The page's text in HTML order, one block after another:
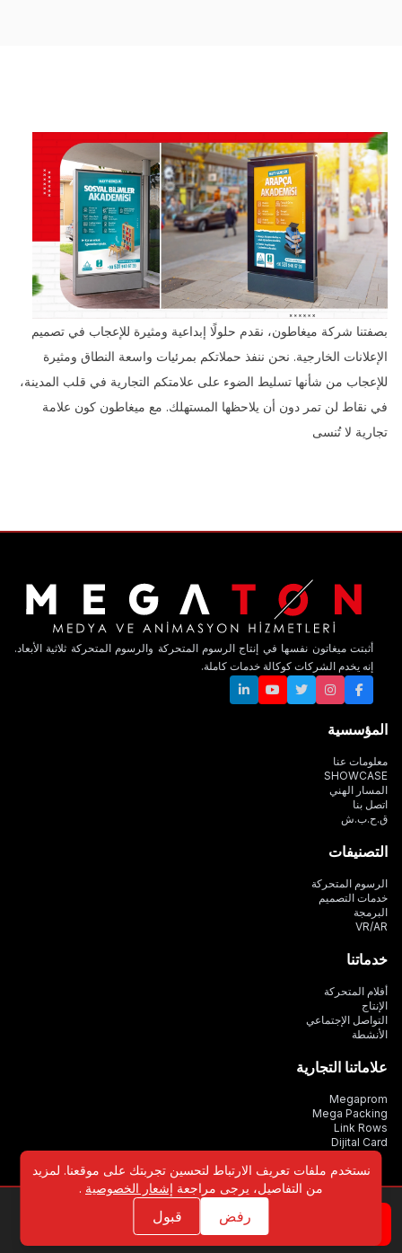
بصفتنا شركة ميغاطون، نقدم حلولًا إبداعية ومثيرة للإعجاب في تصميم
الإعلانات الخارجية. نحن ننفذ حملاتكم بمرئيات واسعة النطاق ومثيرة
للإعجاب من شأنها تسليط الضوء على علامتكم التجارية في قلب المدينة،
في نقاط لن تمر دون أن يلاحظها المستهلك. مع ميغاطون كون علامة
تجارية لا تُنسى
أثبتت ميغاتون نفسها في إنتاج الرسوم المتحركة والرسوم المتحركة ثلاثية الأبعاد.
إنه يخدم الشركات كوكالة خدمات كاملة.
المؤسسية
معلومات عنا
SHOWCASE
المسار الهني
اتصل بنا
ق.ح.ب.ش
التصنيفات
الرسوم المتحركة
خدمات التصميم
البرمجة
VR/AR
خدماتنا
أفلام المتحركة
الإنتاج
التواصل الإجتماعي
الأنشطة
علاماتنا التجارية
Megaprom
Mega Packing
Link Rows
Dijital Card
ميغاتون ميديا والرسوم المتحركة
نستخدم ملفات تعريف الارتباط لتحسين تجربتك على موقعنا. لمزيد
من التفاصيل، يرجى مراجعة إشعار الخصوصية .
رفض قبول